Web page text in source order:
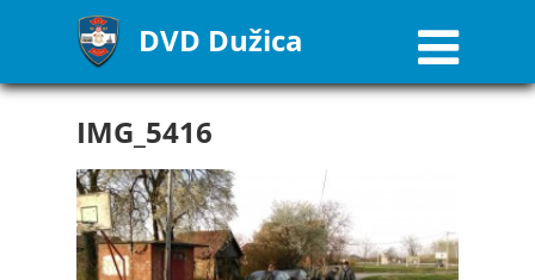
DVD Dužica
IMG_5416